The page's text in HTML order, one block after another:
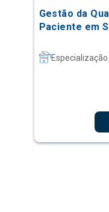
Gestão da
Paciente em